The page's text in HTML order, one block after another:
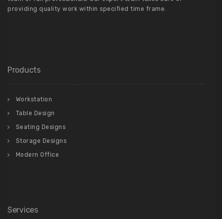
providing quality work within specified time frame.
Products
Workstation
Table Design
Seating Designs
Storage Designs
Modern Office
Services